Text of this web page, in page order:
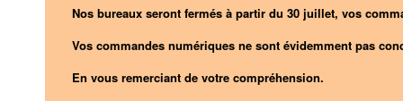
Nos bureaux seront fermés à partir du 30 juillet, vos
Vos commandes numériques ne sont évidemment pas
En vous remerciant de votre compréhension.